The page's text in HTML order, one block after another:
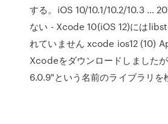
する。iOS 10/10.1/10.2/10.3 …
ない - Xcode 10(iOS 12)には
れていません xcode ios12 (10)
Xcodeをダウンロードしました
6.0.9"という名前のライブラリを